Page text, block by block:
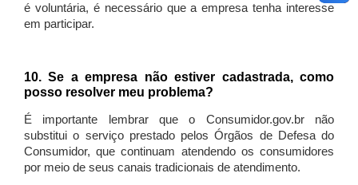
é voluntária, é necessário que a empresa tenha interesse
em participar.
10. Se a empresa não estiver cadastrada, como
posso resolver meu problema?
É importante lembrar que o Consumidor.gov.br não
substitui o serviço prestado pelos Órgãos de Defesa do
Consumidor, que continuam atendendo os consumidores
por meio de seus canais tradicionais de atendimento.